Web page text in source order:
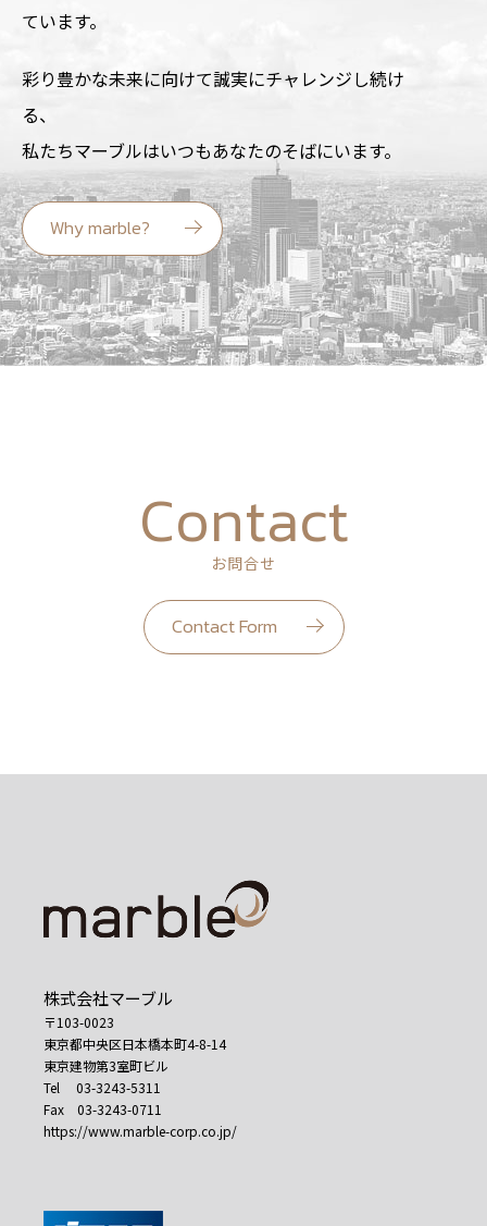
ています。
彩り豊かな未来に向けて誠実にチャレンジし続け
る、
私たちマーブルはいつもあなたのそばにいます。
Why marble?
Contact
お問合せ
Contact Form
株式会社マーブル
〒103-0023
東京都中央区日本橋本町4-8-14
東京建物第3室町ビル
Tel 03-3243-5311
Fax 03-3243-0711
https://www.marble-corp.co.jp/